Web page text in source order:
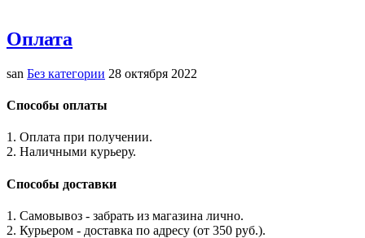
Оплата
san Без категории 28 октября 2022
Способы оплаты
1. Оплата при получении.
2. Наличными курьеру.
Способы доставки
1. Самовывоз - забрать из магазина лично.
2. Курьером - доставка по адресу (от 350 руб.).